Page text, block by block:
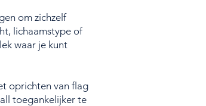
om zichzelf
lichaamstype of
waar je kunt
oprichten van flag
toegankelijker te